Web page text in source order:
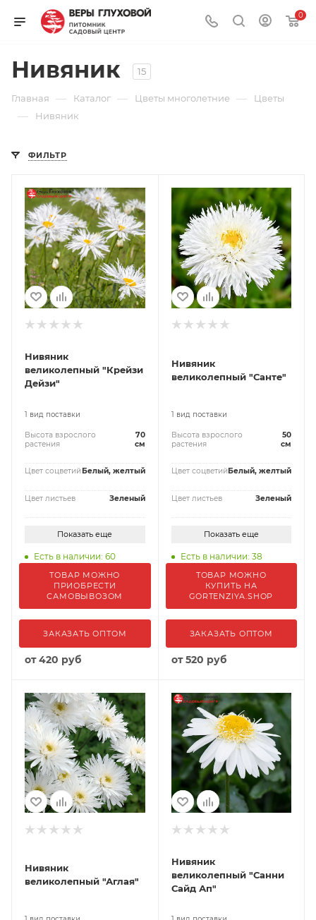
0
Нивяник 15
Главная — Каталог — Цветы многолетние — Цветы
— Нивяник
ФИЛЬТР
Нивяник
великолепный "Крейзи
Дейзи"
1 вид поставки
Высота взрослого
растения
70
см
Цвет соцветий Белый, желтый
Цвет листьев Зеленый
Показать еще
Есть в наличии: 60
ТОВАР МОЖНО
ПРИОБРЕСТИ
САМОВЫВОЗОМ
ЗАКАЗАТЬ ОПТОМ
от420 руб
Нивяник
великолепный "Санте"
1 вид поставки
Высота взрослого
растения
50
см
Цвет соцветий Белый, желтый
Цвет листьев Зеленый
Показать еще
Есть в наличии: 38
ТОВАР МОЖНО
КУПИТЬ НА
GORTENZIYA.SHOP
ЗАКАЗАТЬ ОПТОМ
от520 руб
Нивяник
великолепный "Аглая"
Нивяник
великолепный "Санни
Сайд Ап"